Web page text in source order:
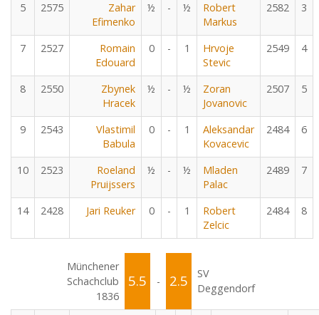
5 2575
Zahar
Efimenko
½ - ½
Robert
Markus
2582 3
7 2527
Romain
Edouard
0 - 1
Hrvoje
Stevic
2549 4
8 2550
Zbynek
Hracek
½ - ½
Zoran
Jovanovic
2507 5
9 2543
Vlastimil
Babula
0 - 1
Aleksandar
Kovacevic
2484 6
10 2523
Roeland
Pruijssers
½ - ½
Mladen
Palac
2489 7
14 2428 Jari Reuker 0 - 1
Robert
Zelcic
2484 8
Münchener
Schachclub
1836
5.5 - 2.5
SV
Deggendorf